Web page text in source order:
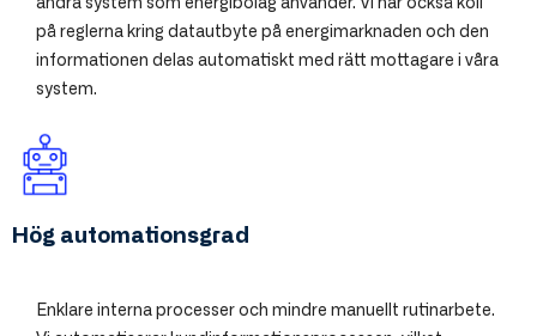
andra system som energibolag använder. Vi har också koll
på reglerna kring datautbyte på energimarknaden och den
informationen delas automatiskt med rätt mottagare i våra
system.
Hög automationsgrad
Enklare interna processer och mindre manuellt rutinarbete.